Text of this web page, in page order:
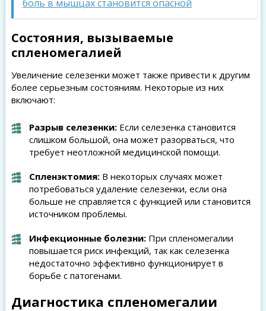
боль в мышцах становится опасной
Состояния, вызываемые
спленомегалией
Увеличение селезенки может также привести к другим
более серьезным состояниям. Некоторые из них
включают:
Разрыв селезенки:Если селезенка становится
слишком большой, она может разорваться, что
требует неотложной медицинской помощи.
Спленэктомия:В некоторых случаях может
потребоваться удаление селезенки, если она
больше не справляется с функцией или становится
источником проблемы.
Инфекционные болезни:При спленомегалии
повышается риск инфекций, так как селезенка
недостаточно эффективно функционирует в
борьбе с патогенами.
Диагностика спленомегалии